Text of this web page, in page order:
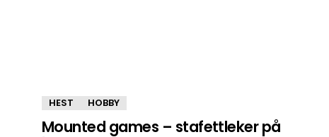
HEST HOBBY
Mounted games – stafettleker på